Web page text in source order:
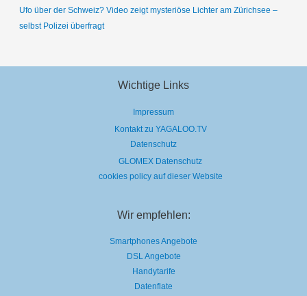
Ufo über der Schweiz? Video zeigt mysteriöse Lichter am Zürichsee –
selbst Polizei überfragt
Wichtige Links
Impressum
Kontakt zu YAGALOO.TV
Datenschutz
GLOMEX Datenschutz
cookies policy auf dieser Website
Wir empfehlen:
Smartphones Angebote
DSL Angebote
Handytarife
Datenflate